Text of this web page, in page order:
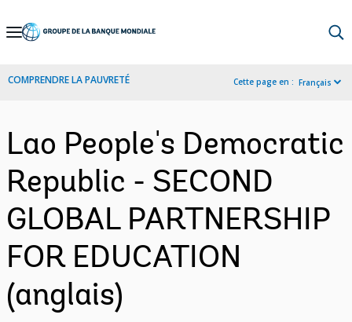
Skip
Navigation
COMPRENDRE LA PAUVRETÉ Cette page en : Français
Lao People's Democratic
Republic - SECOND
GLOBAL PARTNERSHIP
FOR EDUCATION
(anglais)